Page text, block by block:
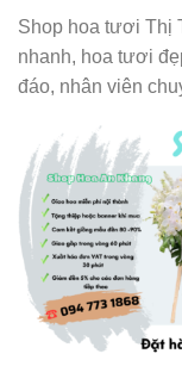
Shop hoa tươi Thị
nhanh, hoa tươi
đáo, nhân viên